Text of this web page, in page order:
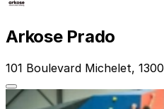
Arkose Prado
101 Boulevard Michelet,